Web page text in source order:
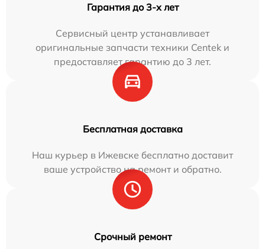
Гарантия до 3-х лет
Сервисный центр устанавливает
оригинальные запчасти техники Centek и
предоставляет гарантию до 3 лет.
Бесплатная доставка
Наш курьер в Ижевске бесплатно доставит
ваше устройство на ремонт и обратно.
Срочный ремонт